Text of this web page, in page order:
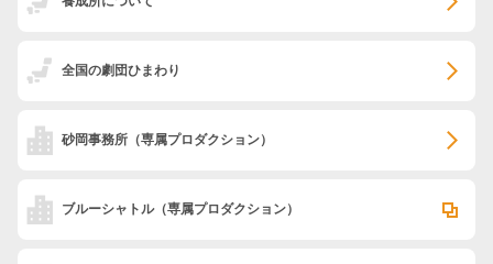
全国の劇団ひまわり
砂岡事務所 （専属プロダクション）
ブルーシャトル（専属プロダクション）